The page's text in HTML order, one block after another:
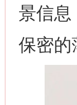
景信息
保密的